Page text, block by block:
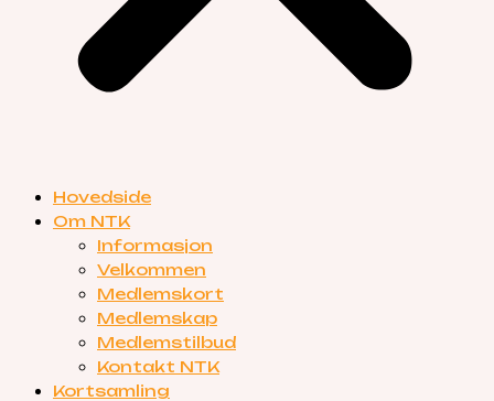
Hovedside
Om NTK
Informasjon
Velkommen
Medlemskort
Medlemskap
Medlemstilbud
Kontakt NTK
Kortsamling